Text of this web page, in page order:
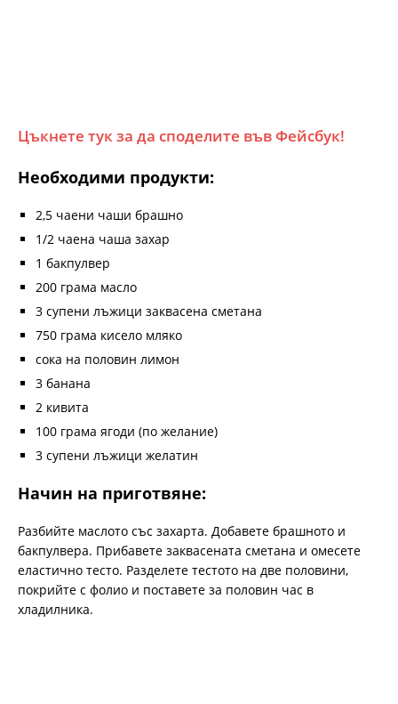
Цъкнете тук за да споделите във Фейсбук!
Необходими продукти:
2,5 чаени чаши брашно
1/2 чаена чаша захар
1 бакпулвер
200 грама масло
3 супени лъжици заквасена сметана
750 грама кисело мляко
сока на половин лимон
3 банана
2 кивита
100 грама ягоди (по желание)
3 супени лъжици желатин
Начин на приготвяне:
Разбийте маслото със захарта. Добавете брашното и
бакпулвера. Прибавете заквасената сметана и омесете
еластично тесто. Разделете тестото на две половини,
покрийте с фолио и поставете за половин час в
хладилника.